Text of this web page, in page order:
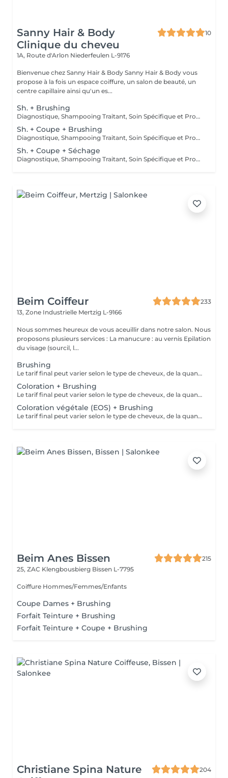
Sanny Hair & Body
Clinique du cheveu
10
1A, Route d'Arlon Niederfeulen L-9176
Bienvenue chez Sanny Hair & Body Sanny Hair & Body vous
propose à la fois un espace coiffure, un salon de beauté, un
centre capillaire ainsi qu'un es...
Sh. + Brushing
Diagnostique, Shampooing Traitant, Soin Spécifique et Produits Coiffants inclus
Sh. + Coupe + Brushing
Diagnostique, Shampooing Traitant, Soin Spécifique et Produits Coiffants inclus
Sh. + Coupe + Séchage
Diagnostique, Shampooing Traitant, Soin Spécifique et Produits Coiffants inclus
Beim Coiffeur
233
13, Zone Industrielle Mertzig L-9166
Nous sommes heureux de vous aceuillir dans notre salon. Nous
proposons plusieurs services : La manucure : au vernis Epilation
du visage (sourcil, l...
Brushing
Le tarif final peut varier selon le type de cheveux, de la quantité de produit utilisée et de la création finalement réalisée. Un grand merci d'avance pour votre compréhension Au plaisir de vous revoir très vite ;)
Coloration + Brushing
Le tarif final peut varier selon le type de cheveux, de la quantité de produit utilisée et de la création finalement réalisée.
Coloration végétale (EOS) + Brushing
Le tarif final peut varier selon le type de cheveux, de la quantité de produit utilisée et de la création finalement réalisée.
Beim Anes Bissen
215
25, ZAC Klengbousbierg Bissen L-7795
Coiffure Hommes/Femmes/Enfants
Coupe Dames + Brushing
Forfait Teinture + Brushing
Forfait Teinture + Coupe + Brushing
Christiane Spina Nature
204